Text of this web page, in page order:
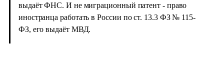
выдаёт ФНС. И не миграционный патент - право
иностранца работать в России по ст. 13.3 ФЗ № 115-
ФЗ, его выдаёт МВД.